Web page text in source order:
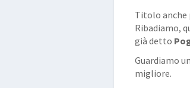
Titolo anche
Ribadiamo,
già detto
Guardiamo
migliore.